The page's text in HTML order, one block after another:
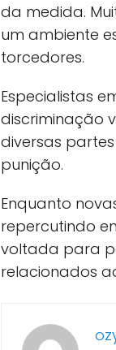
da medida.
um ambiente
torcedores.
Especialistas
discriminação
diversas
punição.
Enquanto
repercutindo
voltada para
relacionados